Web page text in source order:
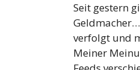
Seit gestern
verfolgt und
Meiner